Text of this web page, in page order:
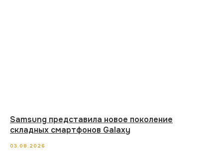
Samsung представила новое поколение
складных смартфонов Galaxy
03.08.2026